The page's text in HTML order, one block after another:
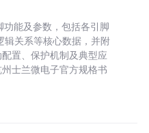
功能及参数，包括各引脚
辑关系等核心数据，并附
置、保护机制及典型应
士兰微电子官方规格书